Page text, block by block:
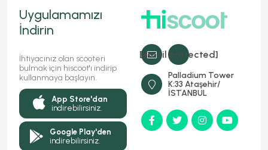
[email protected]
Palladium Tower
K:33 Ataşehir/
İSTANBUL
Uygulamamızı
İndirin
İhtiyacınız olan scooteri
bulmak için hiscoot'ı indirip
kullanmaya başlayın.
App Store'dan
indirebilirsiniz.
Google Play'den
indirebilirsiniz.